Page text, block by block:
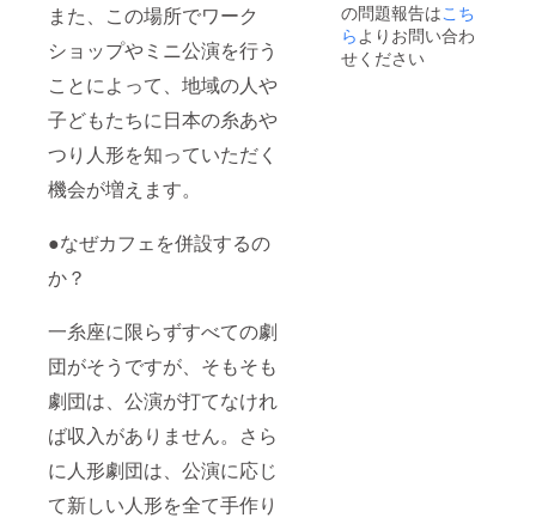
また、この場所でワーク
ショップやミニ公演を行う
ことによって、地域の人や
子どもたちに日本の糸あや
つり人形を知っていただく
機会が増えます。
●なぜカフェを併設するの
か？
一糸座に限らずすべての劇
団がそうですが、そもそも
劇団は、公演が打てなけれ
ば収入がありません。さら
に人形劇団は、公演に応じ
て新しい人形を全て手作り
感染防
止策を
必ずお
読み頂
いる可
能性も
ござい
ますの
名様
※２名様
で鑑賞
の場合
の問題報告はこち
ら よりお問い合わ
せください